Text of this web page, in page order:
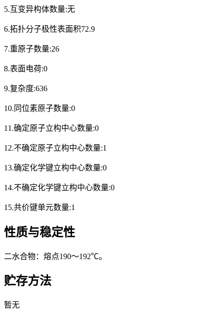
5.互变异构体数量:无
6.拓扑分子极性表面积72.9
7.重原子数量:26
8.表面电荷:0
9.复杂度:636
10.同位素原子数量:0
11.确定原子立构中心数量:0
12.不确定原子立构中心数量:1
13.确定化学键立构中心数量:0
14.不确定化学键立构中心数量:0
15.共价键单元数量:1
性质与稳定性
二水合物：熔点190～192℃。
贮存方法
暂无